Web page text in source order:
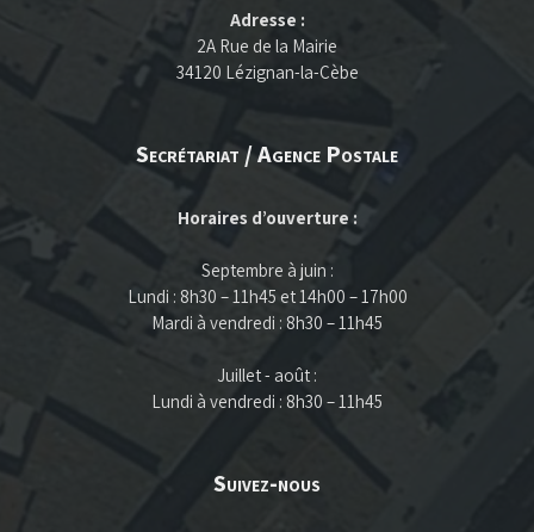
Adresse :
2A Rue de la Mairie
34120 Lézignan-la-Cèbe
Secrétariat / Agence Postale
Horaires d’ouverture :
Septembre à juin :
Lundi : 8h30 – 11h45 et 14h00 – 17h00
Mardi à vendredi : 8h30 – 11h45
Juillet - août :
Lundi à vendredi : 8h30 – 11h45
Suivez-nous